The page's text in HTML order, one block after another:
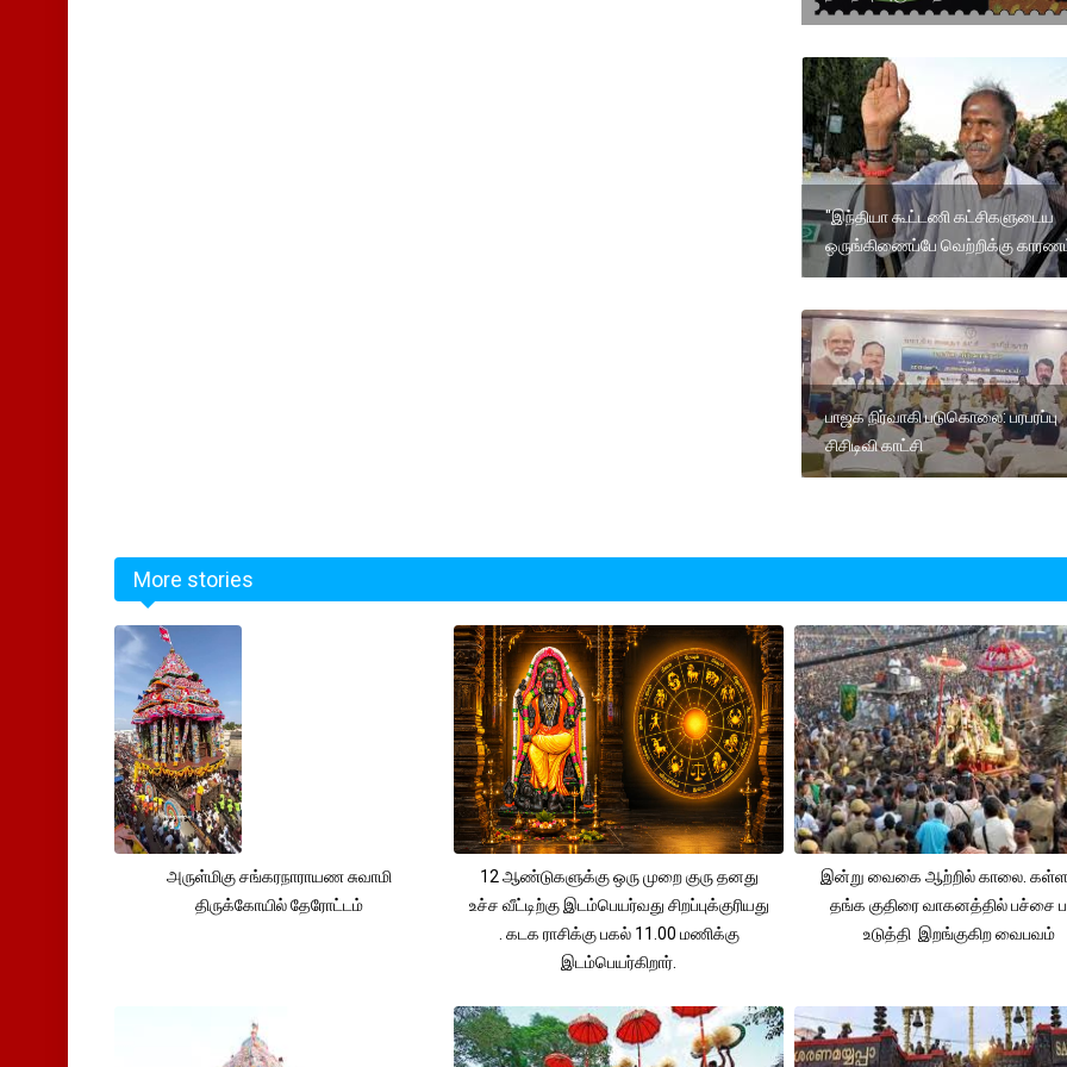
"இந்தியா கூட்டணி கட்சிகளுடைய
ஒருங்கிணைப்பே வெற்றிக்கு
பாஜக நிர்வாகி படுகொலை: பரபரப்பு
சிசிடிவி காட்சி
More stories
அருள்மிகு சங்கரநாராயண சுவாமி
திருக்கோயில் தேரோட்டம்
12 ஆண்டுகளுக்கு ஒரு முறை குரு தனது
உச்ச வீட்டிற்கு இடம்பெயர்வது சிறப்புக்குரியது
. கடக ராசிக்கு பகல் 11.00 மணிக்கு
இடம்பெயர்கிறார்.
இன்று வைகை ஆற்றில் காலை.
தங்க குதிரை வாகனத்தில் பச்சை
உடுத்தி இறங்குகிற வைபவம்